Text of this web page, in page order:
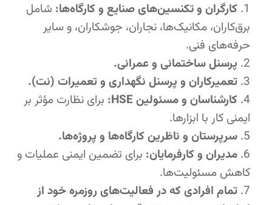
کارگران و تکنسین‌های صنایع و کارگاه‌ها: شامل
برق‌کاران، مکانیک‌ها، نجاران، جوشکاران، و سایر
حرفه‌های فنی.
پرسنل ساختمانی و عمرانی.
تعمیرکاران و پرسنل نگهداری و تعمیرات (نت).
کارشناسان و مسئولین HSE:
برای نظارت مؤثر بر
ایمنی کار با ابزارها.
سرپرستان و ناظرین کارگاه‌ها و پروژه‌ها.
مدیران و کارفرمایان: برای تضمین ایمنی عملیات و
کاهش مسئولیت‌ها.
تمام افرادی که در فعالیت‌های روزمره خود از